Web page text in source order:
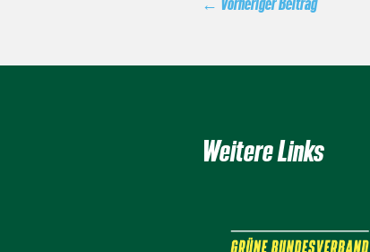
Weitere Links